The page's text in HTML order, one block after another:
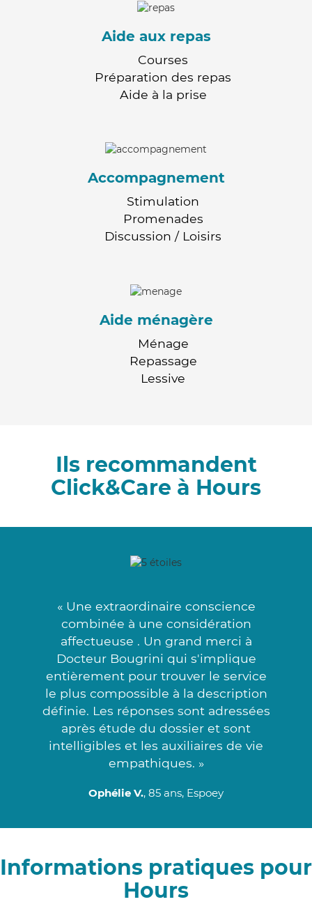
Aide aux repas
Courses
Préparation des repas
Aide à la prise
Accompagnement
Stimulation
Promenades
Discussion / Loisirs
Aide ménagère
Ménage
Repassage
Lessive
Ils recommandent
Click&Care à Hours
« Une extraordinaire conscience
combinée à une considération
affectueuse . Un grand merci à
Docteur Bougrini qui s'implique
entièrement pour trouver le service
le plus compossible à la description
définie. Les réponses sont adressées
après étude du dossier et sont
intelligibles et les auxiliaires de vie
empathiques. »
Ophélie V., 85 ans, Espoey
Informations pratiques pour
Hours